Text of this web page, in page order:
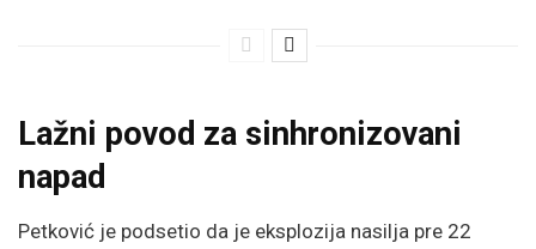
Lažni povod za sinhronizovani
napad
Petković je podsetio da je eksplozija nasilja pre 22